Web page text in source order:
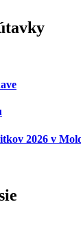
2026 v